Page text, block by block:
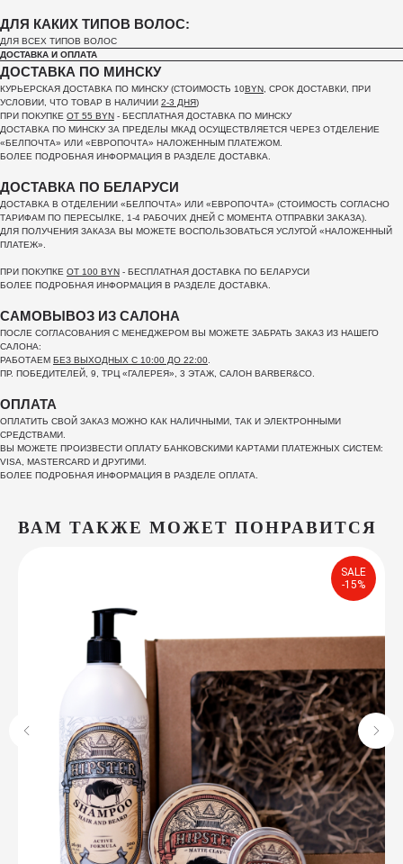
ДЛЯ КАКИХ ТИПОВ ВОЛОС:
ДЛЯ ВСЕХ ТИПОВ ВОЛОС
ДОСТАВКА И ОПЛАТА
ДОСТАВКА ПО МИНСКУ
КУРЬЕРСКАЯ ДОСТАВКА ПО МИНСКУ (СТОИМОСТЬ 10BYN, СРОК ДОСТАВКИ, ПРИ
УСЛОВИИ, ЧТО ТОВАР В НАЛИЧИИ 2-3 ДНЯ)
ПРИ ПОКУПКЕ ОТ 55 BYN - БЕСПЛАТНАЯ ДОСТАВКА ПО МИНСКУ
ДОСТАВКА ПО МИНСКУ ЗА ПРЕДЕЛЫ МКАД ОСУЩЕСТВЛЯЕТСЯ ЧЕРЕЗ ОТДЕЛЕНИЕ
«БЕЛПОЧТА» ИЛИ «ЕВРОПОЧТА» НАЛОЖЕННЫМ ПЛАТЕЖОМ.
БОЛЕЕ ПОДРОБНАЯ ИНФОРМАЦИЯ В РАЗДЕЛЕ ДОСТАВКА.
ДОСТАВКА ПО БЕЛАРУСИ
ДОСТАВКА В ОТДЕЛЕНИИ «БЕЛПОЧТА» ИЛИ «ЕВРОПОЧТА» (СТОИМОСТЬ СОГЛАСНО
ТАРИФАМ ПО ПЕРЕСЫЛКЕ, 1-4 РАБОЧИХ ДНЕЙ С МОМЕНТА ОТПРАВКИ ЗАКАЗА).
ДЛЯ ПОЛУЧЕНИЯ ЗАКАЗА ВЫ МОЖЕТЕ ВОСПОЛЬЗОВАТЬСЯ УСЛУГОЙ «НАЛОЖЕННЫЙ
ПЛАТЕЖ».
ПРИ ПОКУПКЕ ОТ 100 BYN - БЕСПЛАТНАЯ ДОСТАВКА ПО БЕЛАРУСИ
БОЛЕЕ ПОДРОБНАЯ ИНФОРМАЦИЯ В РАЗДЕЛЕ ДОСТАВКА.
САМОВЫВОЗ ИЗ САЛОНА
ПОСЛЕ СОГЛАСОВАНИЯ С МЕНЕДЖЕРОМ ВЫ МОЖЕТЕ ЗАБРАТЬ ЗАКАЗ ИЗ НАШЕГО
САЛОНА:
РАБОТАЕМ БЕЗ ВЫХОДНЫХ С 10:00 ДО 22:00.
ПР. ПОБЕДИТЕЛЕЙ, 9, ТРЦ «ГАЛЕРЕЯ», 3 ЭТАЖ, САЛОН BARBER&CO.
ОПЛАТА
ОПЛАТИТЬ СВОЙ ЗАКАЗ МОЖНО КАК НАЛИЧНЫМИ, ТАК И ЭЛЕКТРОННЫМИ
СРЕДСТВАМИ.
ВЫ МОЖЕТЕ ПРОИЗВЕСТИ ОПЛАТУ БАНКОВСКИМИ КАРТАМИ ПЛАТЕЖНЫХ СИСТЕМ:
VISA, MASTERCARD И ДРУГИМИ.
БОЛЕЕ ПОДРОБНАЯ ИНФОРМАЦИЯ В РАЗДЕЛЕ ОПЛАТА.
ВАМ ТАКЖЕ МОЖЕТ ПОНРАВИТСЯ
SALE
-15%